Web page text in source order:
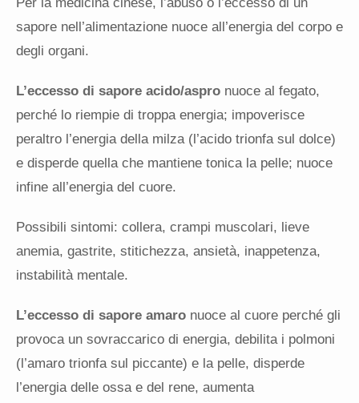
Per la medicina cinese, l’abuso o l’eccesso di un
sapore nell’alimentazione nuoce all’energia del corpo e
degli organi.
L’eccesso di sapore acido/aspro nuoce al fegato,
perché lo riempie di troppa energia; impoverisce
peraltro l’energia della milza (l’acido trionfa sul dolce)
e disperde quella che mantiene tonica la pelle; nuoce
infine all’energia del cuore.
Possibili sintomi: collera, crampi muscolari, lieve
anemia, gastrite, stitichezza, ansietà, inappetenza,
instabilità mentale.
L’eccesso di sapore amaro nuoce al cuore perché gli
provoca un sovraccarico di energia, debilita i polmoni
(l’amaro trionfa sul piccante) e la pelle, disperde
l’energia delle ossa e del rene, aumenta